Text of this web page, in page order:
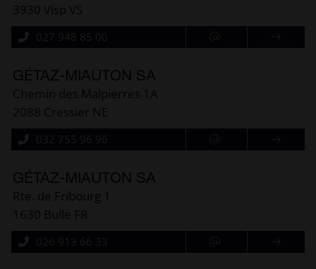
3930 Visp VS
027 948 85 00
GÉTAZ-MIAUTON SA
Chemin des Malpierres 1A
2088 Cressier NE
032 755 96 96
GÉTAZ-MIAUTON SA
Rte. de Fribourg 1
1630 Bulle FR
026 913 66 33